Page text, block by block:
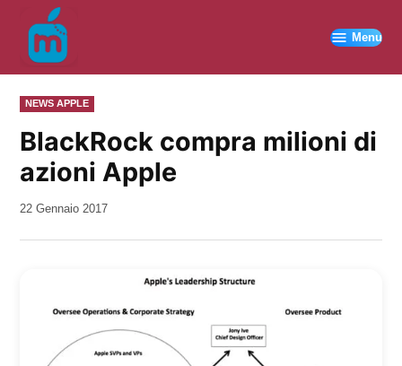
contenuto
Menu
PUBBLICATO
IN
NEWS APPLE
BlackRock compra milioni di
azioni Apple
da
22 Gennaio 2017